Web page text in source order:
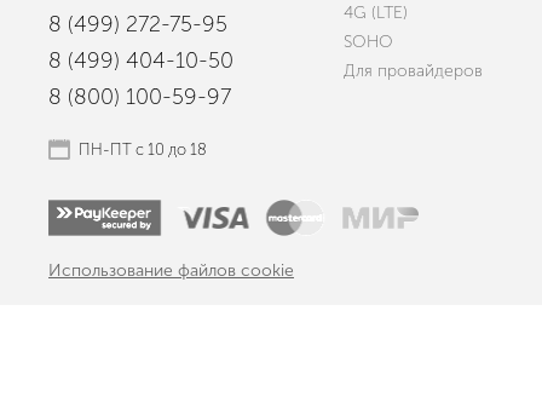
8 (499) 272-75-95
8 (499) 404-10-50
8 (800) 100-59-97
ПН-ПТ с 10 до 18
4G (LTE)
SOHO
Для провайдеров
Использование файлов cookie